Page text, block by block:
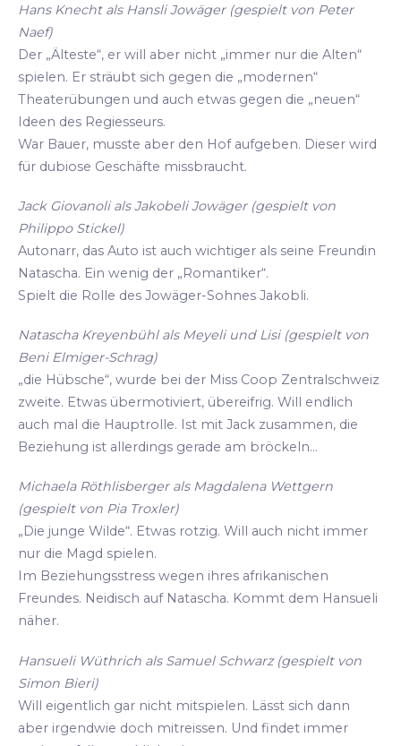
Hans Knecht als Hansli Jowäger (gespielt von Peter
Naef)
Der „Älteste“, er will aber nicht „immer nur die Alten“
spielen. Er sträubt sich gegen die „modernen“
Theaterübungen und auch etwas gegen die „neuen“
Ideen des Regiesseurs.
War Bauer, musste aber den Hof aufgeben. Dieser wird
für dubiose Geschäfte missbraucht.
Jack Giovanoli als Jakobeli Jowäger (gespielt von
Philippo Stickel)
Autonarr, das Auto ist auch wichtiger als seine Freundin
Natascha. Ein wenig der „Romantiker“.
Spielt die Rolle des Jowäger-Sohnes Jakobli.
Natascha Kreyenbühl als Meyeli und Lisi (gespielt von
Beni Elmiger-Schrag)
„die Hübsche“, wurde bei der Miss Coop Zentralschweiz
zweite. Etwas übermotiviert, übereifrig. Will endlich
auch mal die Hauptrolle. Ist mit Jack zusammen, die
Beziehung ist allerdings gerade am bröckeln...
Michaela Röthlisberger als Magdalena Wettgern
(gespielt von Pia Troxler)
„Die junge Wilde“. Etwas rotzig. Will auch nicht immer
nur die Magd spielen.
Im Beziehungsstress wegen ihres afrikanischen
Freundes. Neidisch auf Natascha. Kommt dem Hansueli
näher.
Hansueli Wüthrich als Samuel Schwarz (gespielt von
Simon Bieri)
Will eigentlich gar nicht mitspielen. Lässt sich dann
aber irgendwie doch mitreissen. Und findet immer